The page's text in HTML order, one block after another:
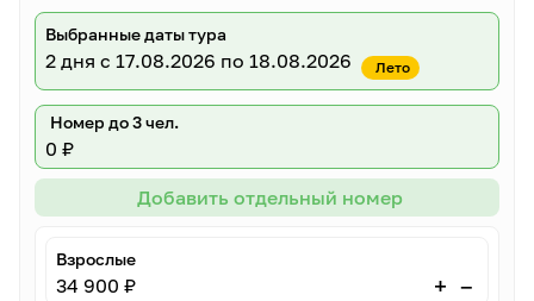
Выбранные даты тура
2 дня с 17.08.2026 по 18.08.2026 Лето
Номер до 3 чел.
0 ₽
Добавить отдельный номер
Взрослые
34 900 ₽ + –